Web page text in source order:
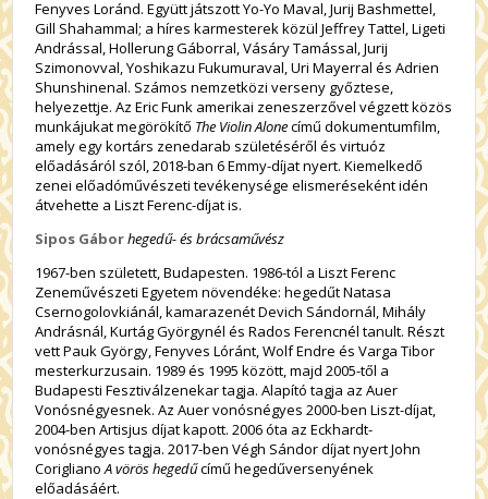
Fenyves Loránd. Együtt játszott Yo-Yo Maval, Jurij Bashmettel,
Gill Shahammal; a híres karmesterek közül Jeffrey Tattel, Ligeti
Andrással, Hollerung Gáborral, Vásáry Tamással, Jurij
Szimonovval, Yoshikazu Fukumuraval, Uri Mayerral és Adrien
Shunshinenal. Számos nemzetközi verseny győztese,
helyezettje. Az Eric Funk amerikai zeneszerzővel végzett közös
munkájukat megörökítő The Violin Alonecímű dokumentumfilm,
amely egy kortárs zenedarab születéséről és virtuóz
előadásáról szól, 2018-ban 6 Emmy-díjat nyert. Kiemelkedő
zenei előadóművészeti tevékenysége elismeréseként idén
átvehette a Liszt Ferenc-díjat is.
Sipos Gáborhegedű- és brácsaművész
1967-ben született, Budapesten. 1986-tól a Liszt Ferenc
Zeneművészeti Egyetem növendéke: hegedűt Natasa
Csernogolovkiánál, kamarazenét Devich Sándornál, Mihály
Andrásnál, Kurtág Györgynél és Rados Ferencnél tanult. Részt
vett Pauk György, Fenyves Lóránt, Wolf Endre és Varga Tibor
mesterkurzusain. 1989 és 1995 között, majd 2005-től a
Budapesti Fesztiválzenekar tagja. Alapító tagja az Auer
Vonósnégyesnek. Az Auer vonósnégyes 2000-ben Liszt-díjat,
2004-ben Artisjus díjat kapott. 2006 óta az Eckhardt-
vonósnégyes tagja. 2017-ben Végh Sándor díjat nyert John
CoriglianoA vörös hegedűcímű hegedűversenyének
előadásáért.